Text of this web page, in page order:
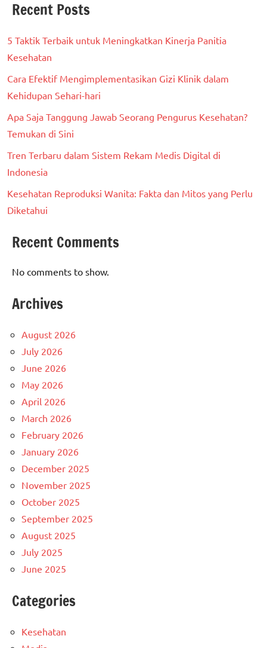
Recent Posts
5 Taktik Terbaik untuk Meningkatkan Kinerja Panitia
Kesehatan
Cara Efektif Mengimplementasikan Gizi Klinik dalam
Kehidupan Sehari-hari
Apa Saja Tanggung Jawab Seorang Pengurus Kesehatan?
Temukan di Sini
Tren Terbaru dalam Sistem Rekam Medis Digital di
Indonesia
Kesehatan Reproduksi Wanita: Fakta dan Mitos yang Perlu
Diketahui
Recent Comments
No comments to show.
Archives
August 2026
July 2026
June 2026
May 2026
April 2026
March 2026
February 2026
January 2026
December 2025
November 2025
October 2025
September 2025
August 2025
July 2025
June 2025
Categories
Kesehatan